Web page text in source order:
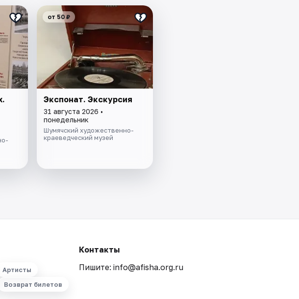
от 50 ₽
Экспонат. Экскурсия
31 августа 2026 •
понедельник
Шумячский художественно-
краеведческий музей
Артисты
Возврат билетов
Контакты
Пишите: info@afisha.org.ru